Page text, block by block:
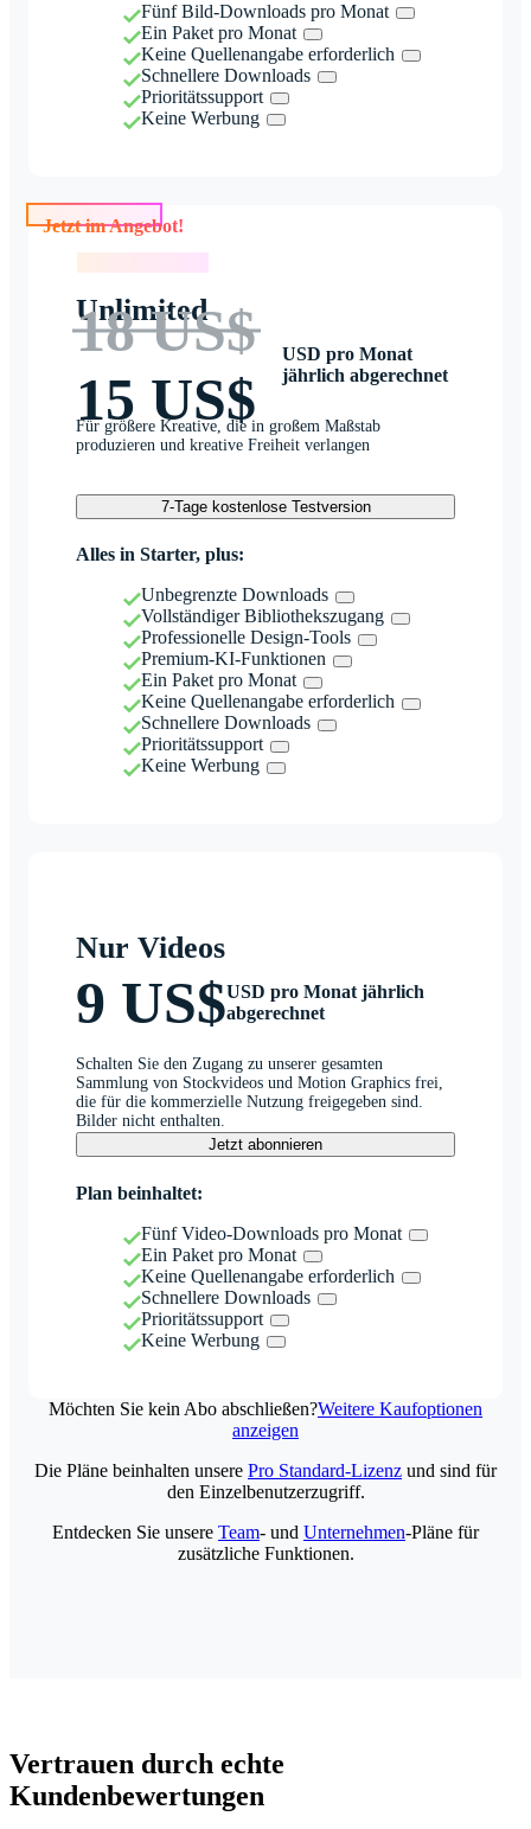
Fünf Bild-Downloads pro Monat
Ein Paket pro Monat
Keine Quellenangabe erforderlich
Schnellere Downloads
Prioritätssupport
Keine Werbung
Jetzt im Angebot!
Unlimited
18 US$
15 US$
USD pro Monat
jährlich abgerechnet
Für größere Kreative, die in großem Maßstab
produzieren und kreative Freiheit verlangen
7-Tage kostenlose Testversion
Alles in Starter, plus:
Unbegrenzte Downloads
Vollständiger Bibliothekszugang
Professionelle Design-Tools
Premium-KI-Funktionen
Ein Paket pro Monat
Keine Quellenangabe erforderlich
Schnellere Downloads
Prioritätssupport
Keine Werbung
Nur Videos
9 US$USD pro Monat jährlich
abgerechnet
Schalten Sie den Zugang zu unserer gesamten
Sammlung von Stockvideos und Motion Graphics frei,
die für die kommerzielle Nutzung freigegeben sind.
Bilder nicht enthalten.
Jetzt abonnieren
Plan beinhaltet:
Fünf Video-Downloads pro Monat
Ein Paket pro Monat
Keine Quellenangabe erforderlich
Schnellere Downloads
Prioritätssupport
Keine Werbung
Möchten Sie kein Abo abschließen?Weitere Kaufoptionen
anzeigen
Die Pläne beinhalten unsere Pro Standard-Lizenz und sind für
den Einzelbenutzerzugriff.
Entdecken Sie unsere Team- und Unternehmen-Pläne für
zusätzliche Funktionen.
Vertrauen durch echte
Kundenbewertungen